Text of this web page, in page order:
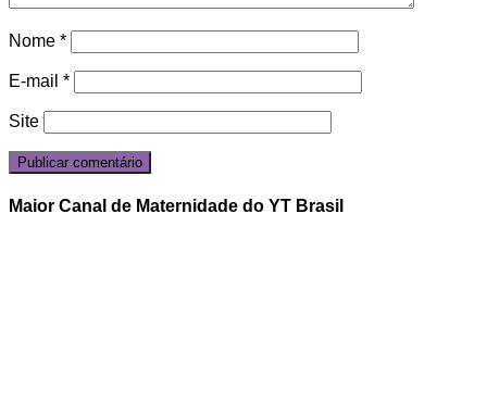
Nome *
E-mail *
Site
Maior Canal de Maternidade do YT Brasil